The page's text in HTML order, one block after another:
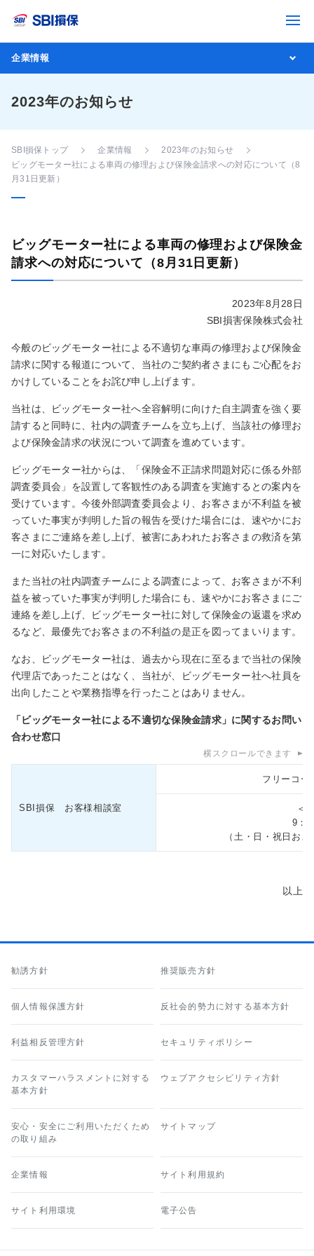
企業情報
2023年のお知らせ
SBI損保トップ 企業情報
2023年のお知らせ
ビッグモーター社による車両の修理および保険金請求への対応について（8
月31日更新）
ビッグモーター社による車両の修理および保険金
請求への対応について（8月31日更新）
2023年8月28日
SBI損害保険株式会社
今般のビッグモーター社による不適切な車両の修理および保険金
請求に関する報道について、当社のご契約者さまにもご心配をお
かけしていることをお詫び申し上げます。
当社は、ビッグモーター社へ全容解明に向けた自主調査を強く要
請すると同時に、社内の調査チームを立ち上げ、当該社の修理お
よび保険金請求の状況について調査を進めています。
ビッグモーター社からは、「保険金不正請求問題対応に係る外部
調査委員会」を設置して客観性のある調査を実施するとの案内を
受けています。今後外部調査委員会より、お客さまが不利益を被
っていた事実が判明した旨の報告を受けた場合には、速やかにお
客さまにご連絡を差し上げ、被害にあわれたお客さまの救済を第
一に対応いたします。
また当社の社内調査チームによる調査によって、お客さまが不利
益を被っていた事実が判明した場合にも、速やかにお客さまにご
連絡を差し上げ、ビッグモーター社に対して保険金の返還を求め
るなど、最優先でお客さまの不利益の是正を図ってまいります。
なお、ビッグモーター社は、過去から現在に至るまで当社の保険
代理店であったことはなく、当社が、ビッグモーター社へ社員を
出向したことや業務指導を行ったことはありません。
「ビッグモーター社による不適切な保険金請求」に関するお問い
合わせ窓口
横スクロールできます
SBI損保 お客様相談室
フリーコー
＜
9：
（土・日・祝日お
以上
勧誘方針 推奨販売方針
個人情報保護方針 反社会的勢力に対する基本方針
利益相反管理方針 セキュリティポリシー
カスタマーハラスメントに対する
基本方針
ウェブアクセシビリティ方針
安心・安全にご利用いただくため
の取り組み
サイトマップ
企業情報 サイト利用規約
サイト利用環境 電子公告